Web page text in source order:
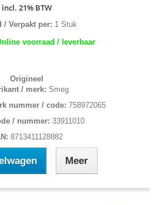
incl. 21% BTW
/ Verpakt per: 1 Stuk
voorraad / leverbaar
Origineel
/ merk: Smeg
nummer / code: 758972065
/ nummer: 33911010
8713411128882
Meer